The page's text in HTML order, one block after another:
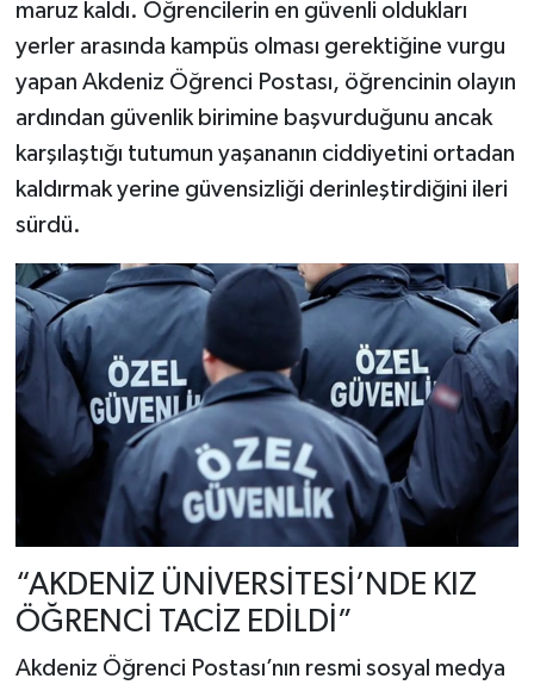
maruz kaldı. Öğrencilerin en güvenli oldukları
yerler arasında kampüs olması gerektiğine vurgu
yapan Akdeniz Öğrenci Postası, öğrencinin olayın
ardından güvenlik birimine başvurduğunu ancak
karşılaştığı tutumun yaşananın ciddiyetini ortadan
kaldırmak yerine güvensizliği derinleştirdiğini ileri
sürdü.
“AKDENİZ ÜNİVERSİTESİ’NDE KIZ
ÖĞRENCİ TACİZ EDİLDİ”
Akdeniz Öğrenci Postası’nın resmi sosyal medya